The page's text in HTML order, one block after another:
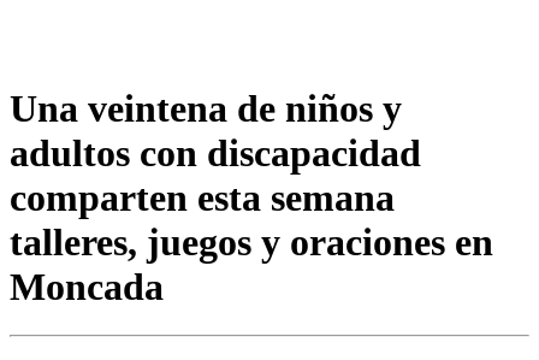
Una veintena de niños y
adultos con discapacidad
comparten esta semana
talleres, juegos y oraciones en
Moncada